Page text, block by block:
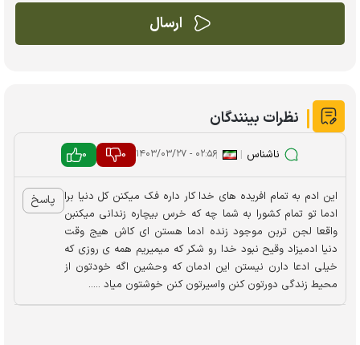
نظرات بینندگان
ناشناس |
|۰۲:۵۶ - ۱۴۰۳/۰۳/۲۷ 0
0
این ادم به تمام افریده های خدا کار داره فک میکنن کل دنیا برا
ادما تو تمام کشورا به شما چه که خرس بیچاره زندانی میکنبن
واقعا لجن تربن موجود زنده ادما هستن ای کاش هیج وقت
دنیا ادمیزاد وقیح نبود خدا رو شکر که میمیریم همه ی روزی که
خیلی ادعا دارن نیستن این ادمان که وحشین اگه خودتون از
محیط زندگی دورتون کنن واسیرتون کنن خوشتون میاد .....
پاسخ